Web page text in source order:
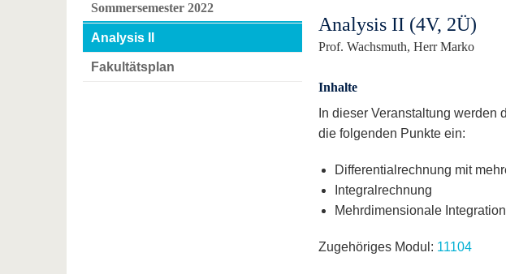
Sommersemester 2022
Analysis II
Fakultätsplan
Analysis II (4V, 2Ü)
Prof. Wachsmuth, Herr Marko
Inhalte
In dieser Veranstaltung
die folgenden Punkte ein:
Differentialrechnung mit
Integralrechnung
Mehrdimensionale Integration
Zugehöriges Modul: 11104